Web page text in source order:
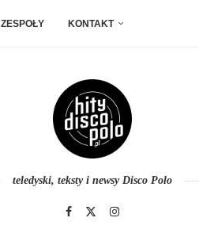
ZESPOŁY KONTAKT
teledyski, teksty i newsy Disco Polo